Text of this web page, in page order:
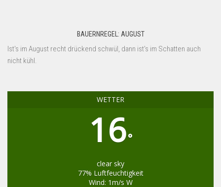
BAUERNREGEL: AUGUST
Ist's im August recht drückend schwül, dann ist's im Schatten auch
nicht kühl.
WETTER
16°
clear sky
77% Luftfeuchtigkeit
Wind: 1m/s W